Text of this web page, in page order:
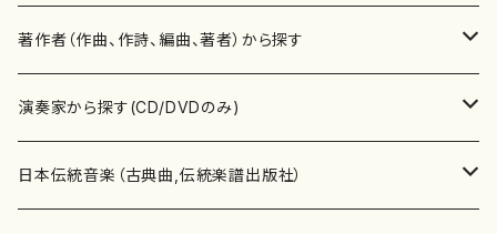
書籍
書籍
テキストブック
CD・DVD
チケット
邦楽器
箏・琴（ソロ）
箏・琴（合奏）
合唱
混声合唱
歌・声
著作者（作曲、作詩、編曲、著者）から探す
あ行
青木省三(アオキ ショウゾウ)
か行
演奏家から探す(CD/DVDのみ)
邦楽（箏、三味線、尺八等）演奏家
日本伝統音楽（古典曲,伝統楽譜出版社）